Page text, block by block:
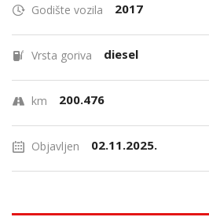
Godište vozila 2017
Vrsta goriva diesel
km 200.476
Objavljen 02.11.2025.